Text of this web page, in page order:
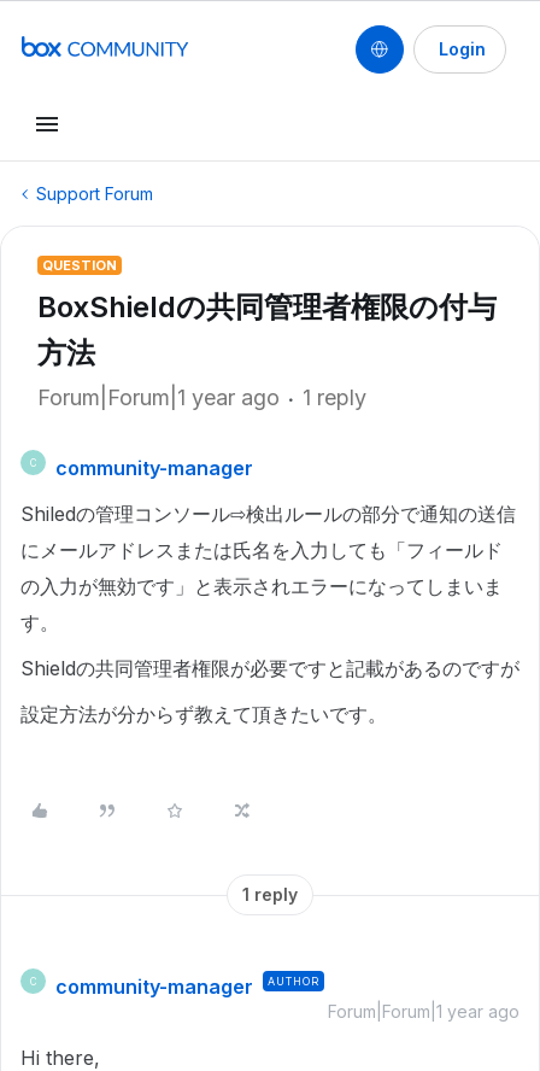
Login
Support Forum
QUESTION
BoxShieldの共同管理者権限の付与
方法
Forum|Forum|1 year ago 1 reply
C
community-manager
Shiledの管理コンソール⇨検出ルールの部分で通知の送信
にメールアドレスまたは氏名を入力しても「フィールド
の入力が無効です」と表示されエラーになってしまいま
す。
Shieldの共同管理者権限が必要ですと記載があるのですが
設定方法が分からず教えて頂きたいです。
1 reply
C community-manager AUTHOR
Forum|Forum|1 year ago
Hi there,